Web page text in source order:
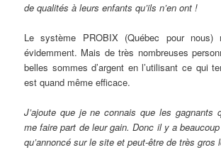
de qualités à leurs enfants qu’ils n’en ont !
Le système PROBIX (Québec pour nous)
évidemment. Mais de très nombreuses
belles sommes d’argent en l’utilisant ce qui
est quand même efficace.
J’ajoute que je ne connais que les gagnants
me faire part de leur gain. Donc il y a
qu’annoncé sur le site et peut-être de très gros